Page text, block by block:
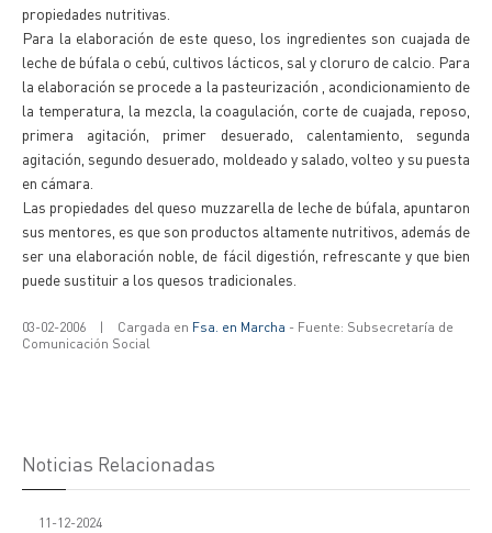
propiedades nutritivas.
Para la elaboración de este queso, los ingredientes son cuajada de
leche de búfala o cebú, cultivos lácticos, sal y cloruro de calcio. Para
la elaboración se procede a la pasteurización , acondicionamiento de
la temperatura, la mezcla, la coagulación, corte de cuajada, reposo,
primera agitación, primer desuerado, calentamiento, segunda
agitación, segundo desuerado, moldeado y salado, volteo y su puesta
en cámara.
Las propiedades del queso muzzarella de leche de búfala, apuntaron
sus mentores, es que son productos altamente nutritivos, además de
ser una elaboración noble, de fácil digestión, refrescante y que bien
puede sustituir a los quesos tradicionales.
03-02-2006 | Cargada en Fsa. en Marcha - Fuente: Subsecretaría de
Comunicación Social
Noticias Relacionadas
11-12-2024